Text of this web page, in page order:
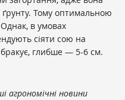
ґрунту. Тому оптимальною
в умовах
сіяти сою на
глибше — 5-6 см.
агрономічні новини